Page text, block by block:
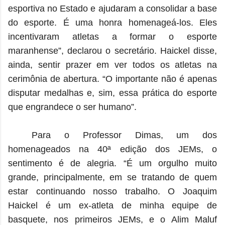
esportiva no Estado e ajudaram a consolidar a base
do esporte. É uma honra homenageá-los. Eles
incentivaram atletas a formar o esporte
maranhense”, declarou o secretário. Haickel disse,
ainda, sentir prazer em ver todos os atletas na
cerimônia de abertura. “O importante não é apenas
disputar medalhas e, sim, essa prática do esporte
que engrandece o ser humano”.
Para o Professor Dimas, um dos
homenageados na 40ª edição dos JEMs, o
sentimento é de alegria. “É um orgulho muito
grande, principalmente, em se tratando de quem
estar continuando nosso trabalho. O Joaquim
Haickel é um ex-atleta de minha equipe de
basquete, nos primeiros JEMs, e o Alim Maluf